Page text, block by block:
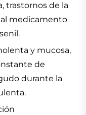
trastornos de la
medicamento
y mucosa,
de
durante la